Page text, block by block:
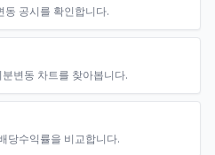
동 공시를 확인합니다.
변동 차트를 찾아봅니다.
당수익률을 비교합니다.